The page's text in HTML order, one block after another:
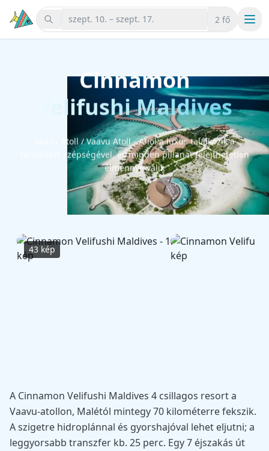
szept. 10. – szept. 17. 2 fő
Cinnamon
Velifushi Maldives
Vaavu Atoll / Vaavu Atoll - Ahol a luxus találkozik a
természet szépségével, és minden pillanat felejthetetlen
élménnyé válik
43 kép
A Cinnamon Velifushi Maldives 4 csillagos resort a
Vaavu-atollon, Malétól mintegy 70 kilométerre fekszik.
A szigetre hidroplánnal és gyorshajóval lehet eljutni; a
leggyorsabb transzfer kb. 25 perc. Egy 7 éjszakás út